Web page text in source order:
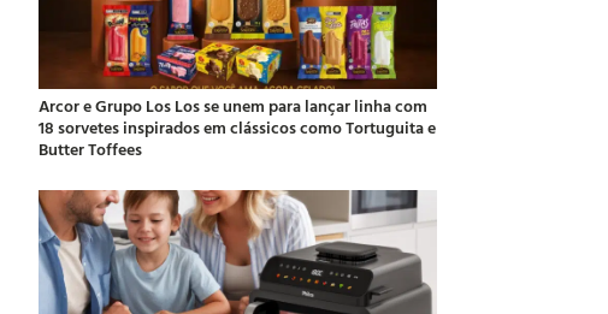
Arcor e Grupo Los Los se unem para lançar linha com
18 sorvetes inspirados em clássicos como Tortuguita e
Butter Toffees